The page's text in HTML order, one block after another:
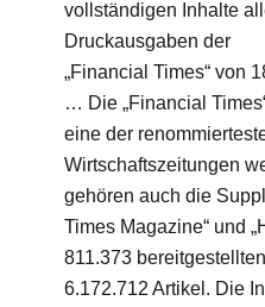
vollständigen Inhalte
Druckausgaben der
„Financial Times“ von
… Die „Financial
eine der
Wirtschaftszeitungen
gehören auch die
Times Magazine“ und
811.373
6.172.712 Artikel. Die